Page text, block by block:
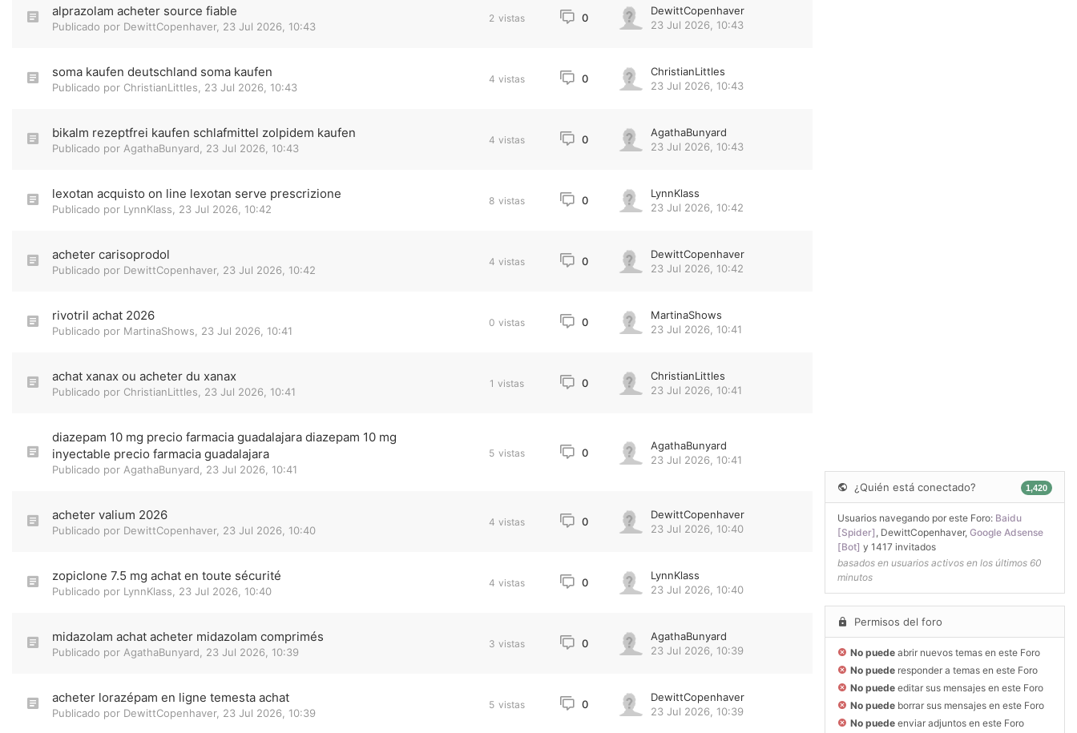
alprazolam acheter source fiable
Publicado por DewittCopenhaver, 23 Jul 2026, 10:43
2 vistas 0
DewittCopenhaver
23 Jul 2026, 10:43
soma kaufen deutschland soma kaufen
Publicado por ChristianLittles 23 Jul 2026, 10:43
4 vistas 0
ChristianLittles
23 Jul 2026, 10:43
bikalm rezeptfrei kaufen schlafmittel zolpidem kaufen
Publicado por AgathaBunyard 23 Jul 2026, 10:43
4 vistas 0
AgathaBunyard
23 Jul 2026, 10:43
lexotan acquisto on line lexotan serve prescrizione
Publicado por LynnKlass 23 Jul 2026, 10:42
8 vistas 0
LynnKlass
23 Jul 2026, 10:42
acheter carisoprodol
Publicado por DewittCopenhaver, 23 Jul 2026, 10:42
4 vistas 0
DewittCopenhaver
23 Jul 2026, 10:42
rivotril achat 2026
Publicado por MartinaShows 23 Jul 2026, 10:41
0 vistas 0
MartinaShows
23 Jul 2026, 10:41
achat xanax ou acheter du xanax
Publicado por ChristianLittles 23 Jul 2026, 10:41
1 vistas 0
ChristianLittles
23 Jul 2026, 10:41
diazepam 10 mg precio farmacia guadalajara diazepam 10 mg
inyectable precio farmacia guadalajara
Publicado por AgathaBunyard 23 Jul 2026, 10:41
5 vistas 0
AgathaBunyard
23 Jul 2026, 10:41
acheter valium 2026
Publicado por DewittCopenhaver, 23 Jul 2026, 10:40
4 vistas 0
DewittCopenhaver
23 Jul 2026, 10:40
zopiclone 7.5 mg achat en toute sécurité
Publicado por LynnKlass 23 Jul 2026, 10:40
4 vistas 0
LynnKlass
23 Jul 2026, 10:40
midazolam achat acheter midazolam comprimés
Publicado por AgathaBunyard 23 Jul 2026, 10:39
3 vistas 0
AgathaBunyard
23 Jul 2026, 10:39
acheter lorazépam en ligne temesta achat
Publicado por DewittCopenhaver, 23 Jul 2026, 10:39
5 vistas 0
DewittCopenhaver
23 Jul 2026, 10:39
¿Quién está conectado? 1,420
Usuarios navegando por este Foro: Baidu
[Spider] DewittCopenhaver, Google Adsense
[Bot] y 1417 invitados
basados en usuarios activos en los últimos 60
minutos
Permisos del foro
No puede abrir nuevos temas en este Foro
No puede responder a temas en este Foro
No puede editar sus mensajes en este Foro
No puede borrar sus mensajes en este Foro
No puede enviar adjuntos en este Foro